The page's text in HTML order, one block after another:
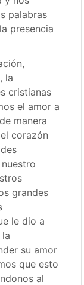
palabras
presencia
la
cristianas
el amor a
manera
corazón
grandes
le dio a
su amor
que esto
al